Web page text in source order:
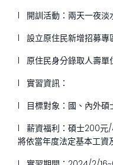
l 開訓活動：兩天一夜
l 設立原住民新增招募專
l 原住民身分錄取人壽
l
實習資訊：
l 目標對象：國、內外
l 薪資福利：碩士200元/
將依當年度法定基本工資